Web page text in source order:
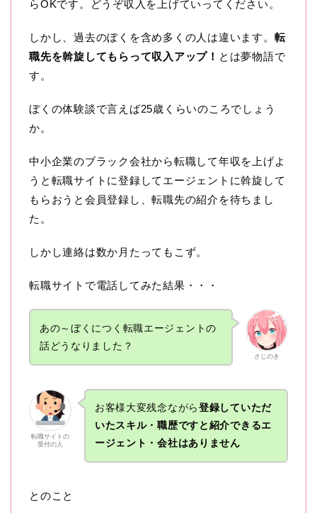
らOKです。どうぞ収入を上げていってください。
しかし、過去のぼくを含め多くの人は違います。 転
職先を斡旋してもらって収入アップ！ とは夢物語で
す。
ぼくの体験談で言えば25歳くらいのころでしょう
か。
中小企業のブラック会社から転職して年収を上げよ
うと転職サイトに登録してエージェントに斡旋して
もらおうと会員登録し、転職先の紹介を待ちまし
た。
しかし連絡は数か月たってもこず。
転職サイトで電話してみた結果・・・
さじのき
あの～ぼくにつく転職エージェントの
話どうなりました？
転職サイトの
受付の人
お客様大変残念ながら登録していただ
いたスキル・職歴ですと紹介できるエ
ージェント・会社はありません
とのこと